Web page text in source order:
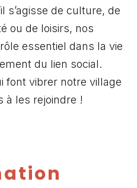
s’agisse de culture, de
ou de loisirs, nos
essentiel dans la vie
du lien social.
font vibrer notre village
à les rejoindre !